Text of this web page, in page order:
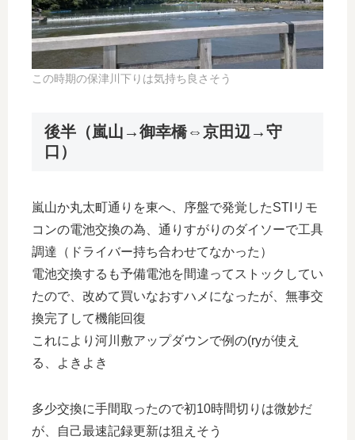
この時期の保津川下りは気持ち良さそう
後半（嵐山→御幸橋⇔京田辺→守
口）
嵐山か丸太町通りを東へ、序盤で発覚したSTIリモ
コンの電池交換の為、通りすがりのダイソーで工具
調達（ドライバー持ち合わせてなかった）
電池交換するも予備電池を間違ってストックしてい
たので、改めて買いなおすハメになったが、無事交
換完了して機能回復
これにより河川敷アップダウンで例の(ryが使え
る、よきよき
多少交換に手間取ったので初10時間切りは微妙だ
が、自己最速記録更新は狙えそう